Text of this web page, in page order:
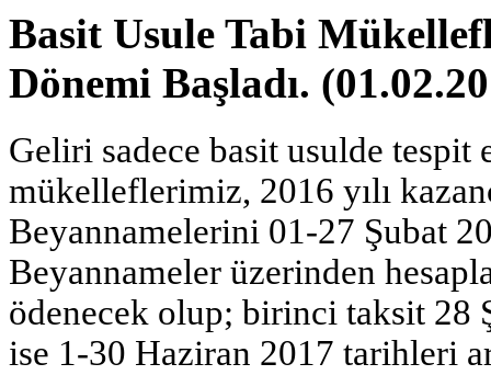
Basit Usule Tabi
Dönemi Başladı.
Geliri sadece basit usulde
mükelleflerimiz, 2016 yılı
Beyannamelerini 01-27 Şubat
Beyannameler üzerinden
ödenecek olup; birinci taksit 28
ise 1-30 Haziran 2017 tarihleri